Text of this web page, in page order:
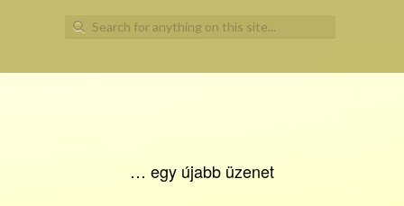
Search for:
… egy újabb üzenet